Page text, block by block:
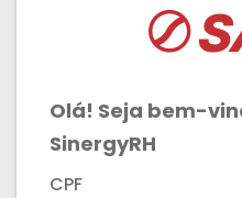
Olá! Seja bem-
SinergyRH
CPF